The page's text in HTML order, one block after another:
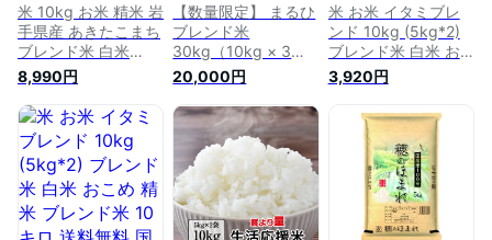
米 10kg お米 精米 岩
手県産 あきたこまち
ブレンド米 白米
10kg（5kg×2）オリ
ジナル 安い 10キロ
小分け 季節のブレン
ド米【米10キロ】
8,990円
【数量限定】 まるひ
ブレンド米
30kg（10kg × 3）
米 お米 30kg 送料無
料 業務用米 備蓄米
ブレンド米 白米 精
米 業務用 30キロ こ
め ブレンド米 訳あ
り米 オリジナル米
コシヒカリ ヒノヒカ
リ あきたこまち お
米のまるひ
20,000円
米 お米 イタミブレ
ンド 10kg (5kg*2)
ブレンド米 白米 お
こめ 精米 ブレンド
米 10キロ 送料無料
国内産 国産
3,920円